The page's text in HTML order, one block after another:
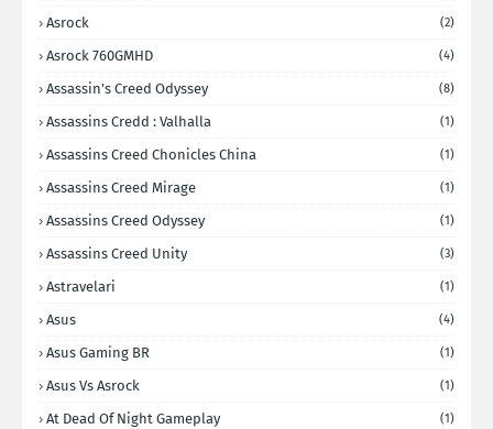
Asrock (2)
Asrock 760GMHD (4)
Assassin's Creed Odyssey (8)
Assassins Credd : Valhalla (1)
Assassins Creed Chonicles China (1)
Assassins Creed Mirage (1)
Assassins Creed Odyssey (1)
Assassins Creed Unity (3)
Astravelari (1)
Asus (4)
Asus Gaming BR (1)
Asus Vs Asrock (1)
At Dead Of Night Gameplay (1)